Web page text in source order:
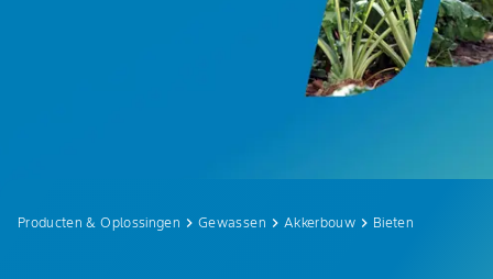
Producten & Oplossingen keyboard_arrow_rightGewassen keyboard_arrow_right Akkerbouw keyboard_arrow_right Bieten